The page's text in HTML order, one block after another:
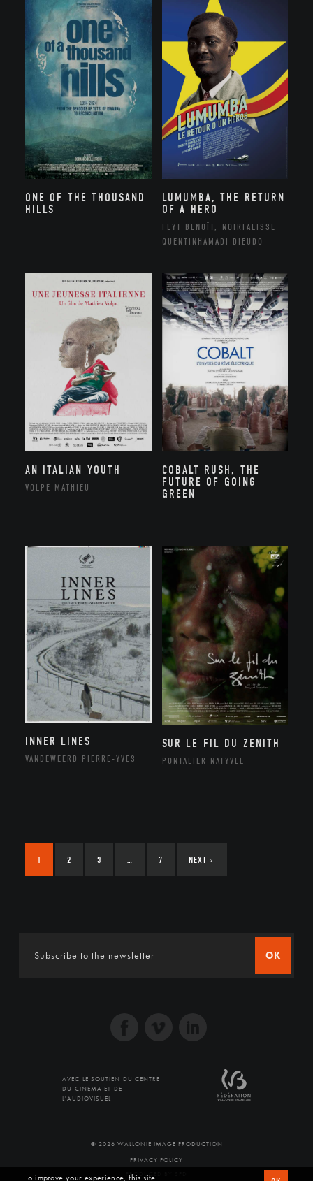
ONE OF THE THOUSAND
HILLS
LUMUMBA, THE RETURN
OF A HERO
FEYT BENOÎT, NOIRFALISSE
QUENTINHAMADI DIEUDO
AN ITALIAN YOUTH
VOLPE MATHIEU
COBALT RUSH, THE
FUTURE OF GOING
GREEN
INNER LINES
VANDEWEERD PIERRE-YVES
SUR LE FIL DU ZENITH
PONTALIER NATYVEL
1 2 3 7 NEXT ›
OK
AVEC LE SOUTIEN DU CENTRE
DU CINÉMA ET DE
L'AUDIOVISUEL
© 2026 WALLONIE IMAGE PRODUCTION
PRIVACY POLICY
PRODUCED BY SFD
To improve your experience, this site